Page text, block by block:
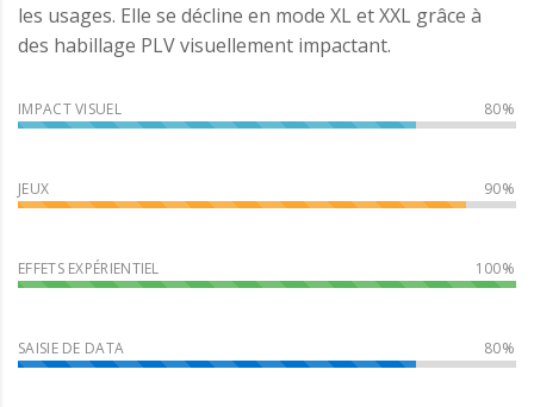
les usages. Elle se décline en mode XL et XXL grâce à
des habillage PLV visuellement impactant.
IMPACT VISUEL
JEUX
EFFETS EXPÉRIENTIEL
SAISIE DE DATA